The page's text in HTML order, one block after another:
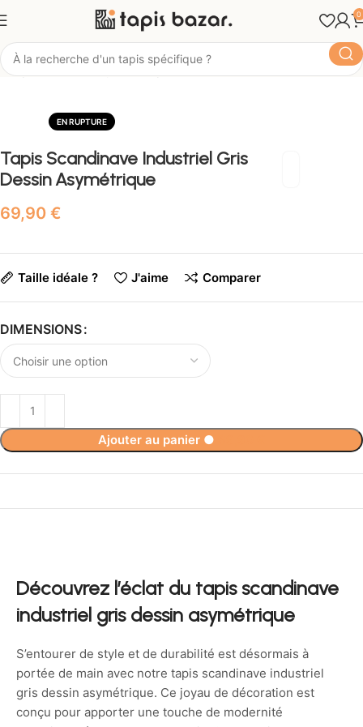
0
Tapis Scandinave
EN RUPTURE
Tapis Scandinave Industriel Gris
Dessin Asymétrique
€
Taille idéale ? J'aime Comparer
DIMENSIONS
Ajouter au panier●
Découvrez l’éclat du tapis scandinave
industriel gris dessin asymétrique
S’entourer de style et de durabilité est désormais à
portée de main avec notre tapis scandinave industriel
gris dessin asymétrique. Ce joyau de décoration est
conçu pour apporter une touche de modernité